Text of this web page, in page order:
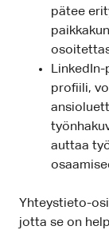
pätee
profiili,
auttaa
Yhteystieto-
jotta se on